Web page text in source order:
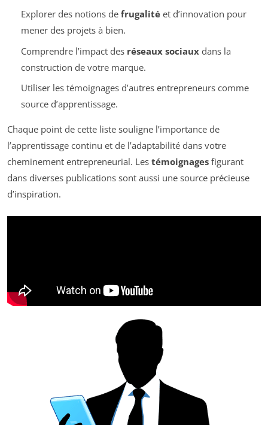
Explorer des notions de frugalitéet d’innovation pour
mener des projets à bien.
Comprendre l’impact des réseaux sociauxdans la
construction de votre marque.
Utiliser les témoignages d’autres entrepreneurs comme
source d’apprentissage.
Chaque point de cette liste souligne l’importance de
l’apprentissage continu et de l’adaptabilité dans votre
cheminement entrepreneurial. Les témoignages figurant
dans diverses publications sont aussi une source précieuse
d’inspiration.